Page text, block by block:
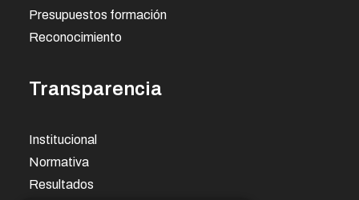
Presupuestos formación
Reconocimiento
Transparencia
Institucional
Normativa
Resultados